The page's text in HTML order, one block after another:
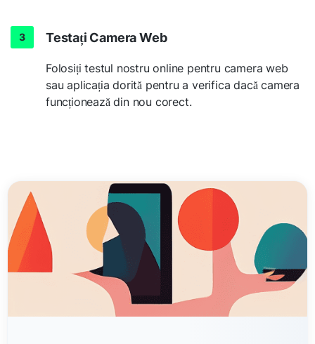
Testați Camera Web
Folosiți testul nostru online pentru camera web
sau aplicația dorită pentru a verifica dacă camera
funcționează din nou corect.